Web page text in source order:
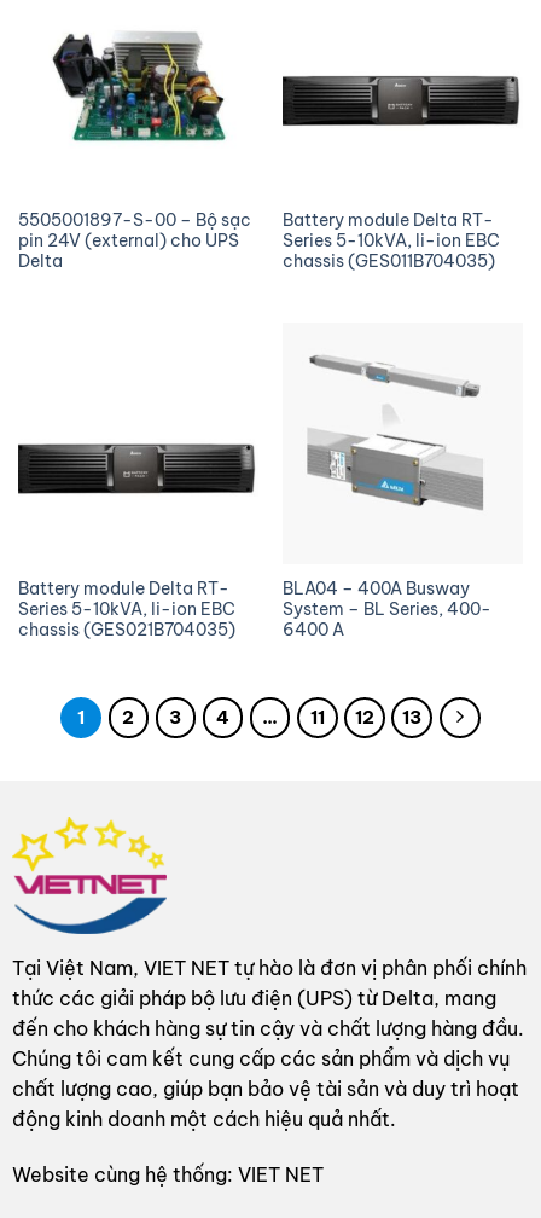
5505001897-S-00 – Bộ sạc
pin 24V (external) cho UPS
Delta
Battery module Delta RT-
Series 5-10kVA, li-ion EBC
chassis (GES011B704035)
Battery module Delta RT-
Series 5-10kVA, li-ion EBC
chassis (GES021B704035)
BLA04 – 400A Busway
System – BL Series, 400-
6400 A
1 2 3 4 … 11 12 13
Tại Việt Nam, VIET NET tự hào là đơn vị phân phối chính
thức các giải pháp bộ lưu điện (UPS) từ Delta, mang
đến cho khách hàng sự tin cậy và chất lượng hàng đầu.
Chúng tôi cam kết cung cấp các sản phẩm và dịch vụ
chất lượng cao, giúp bạn bảo vệ tài sản và duy trì hoạt
động kinh doanh một cách hiệu quả nhất.
Website cùng hệ thống: VIET NET